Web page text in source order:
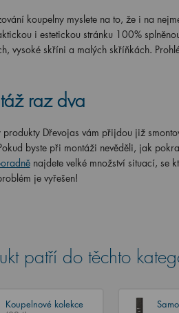
koupelny myslete na to, že i na
i estetickou stránku 100%
vysoké skříni a malých skříňkách.
raz dva
produkty Dřevojas vám přijdou již
byste při montáži nevěděli, jak
najdete velké množství situací, se
je vyřešen!
patří do těchto
Koupelnové kolekce